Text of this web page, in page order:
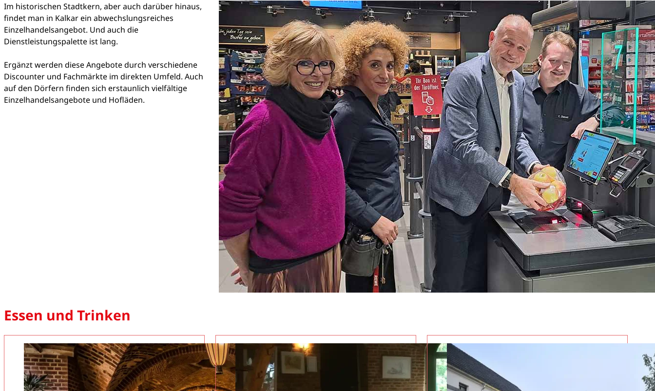
Im historischen Stadtkern, aber auch darüber hinaus,
findet man in Kalkar ein abwechslungsreiches
Einzelhandelsangebot. Und auch die
Dienstleistungspalette ist lang.
Ergänzt werden diese Angebote durch verschiedene
Discounter und Fachmärkte im direkten Umfeld. Auch
auf den Dörfern finden sich erstaunlich vielfältige
Einzelhandelsangebote und Hofläden.
Essen und Trinken